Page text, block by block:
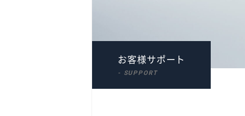
コロバニィ公式ページはこちら
お客様サポート
- SUPPORT